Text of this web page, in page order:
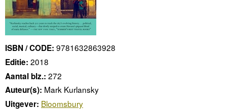
ISBN / CODE: 9781632863928
Editie: 2018
Aantal blz.: 272
Auteur(s): Mark Kurlansky
Uitgever: Bloomsbury